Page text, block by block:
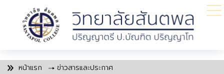
หน้าแรก ข่าวสารและประกาศ